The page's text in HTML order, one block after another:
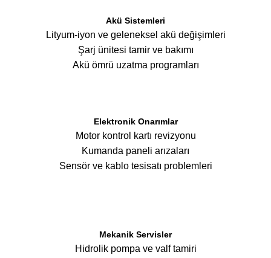
Akü Sistemleri
Lityum-iyon ve geleneksel akü değişimleri
Şarj ünitesi tamir ve bakımı
Akü ömrü uzatma programları
Elektronik Onarımlar
Motor kontrol kartı revizyonu
Kumanda paneli arızaları
Sensör ve kablo tesisatı problemleri
Mekanik Servisler
Hidrolik pompa ve valf tamiri